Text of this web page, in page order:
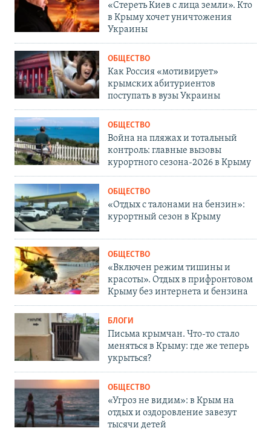
«Стереть Киев с лица земли». Кто
в Крыму хочет уничтожения
Украины
ОБЩЕСТВО
Как Россия «мотивирует»
крымских абитуриентов
поступать в вузы Украины
ОБЩЕСТВО
Война на пляжах и тотальный
контроль: главные вызовы
курортного сезона-2026 в Крыму
ОБЩЕСТВО
«Отдых с талонами на бензин»:
курортный сезон в Крыму
ОБЩЕСТВО
«Включен режим тишины и
красоты». Отдых в прифронтовом
Крыму без интернета и бензина
БЛОГИ
Письма крымчан. Что-то стало
меняться в Крыму: где же теперь
укрыться?
ОБЩЕСТВО
«Угроз не видим»: в Крым на
отдых и оздоровление завезут
тысячи детей